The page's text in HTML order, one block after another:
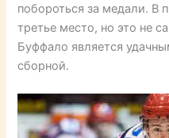
побороться за медали. В
третье место, но это не
Буффало является
сборной.